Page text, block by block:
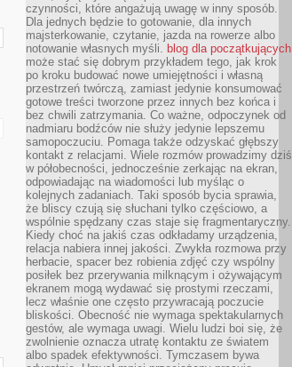
czynności, które angażują uwagę w inny sposób.
Dla jednych będzie to gotowanie, dla innych
majsterkowanie, czytanie, jazda na rowerze albo
notowanie własnych myśli. blog dla początkujących
może stać się dobrym przykładem tego, jak krok
po kroku budować nowe umiejętności i własną
przestrzeń twórczą, zamiast jedynie konsumować
gotowe treści tworzone przez innych bez końca i
bez chwili zatrzymania. Co ważne, odpoczynek od
nadmiaru bodźców nie służy jedynie lepszemu
samopoczuciu. Pomaga także odzyskać głębszy
kontakt z relacjami. Wiele rozmów prowadzimy dziś
w półobecności, jednocześnie zerkając na ekran,
odpowiadając na wiadomości lub myśląc o
kolejnych zadaniach. Taki sposób bycia sprawia,
że bliscy czują się słuchani tylko częściowo, a
wspólnie spędzany czas staje się fragmentaryczny.
Kiedy choć na jakiś czas odkładamy urządzenia,
relacja nabiera innej jakości. Zwykła rozmowa przy
herbacie, spacer bez robienia zdjęć czy wspólny
posiłek bez przerywania milknącym i ożywającym
ekranem mogą wydawać się prostymi rzeczami,
lecz właśnie one często przywracają poczucie
bliskości. Obecność nie wymaga spektakularnych
gestów, ale wymaga uwagi. Wielu ludzi boi się, że
zwolnienie oznacza utratę kontaktu ze światem
albo spadek efektywności. Tymczasem bywa